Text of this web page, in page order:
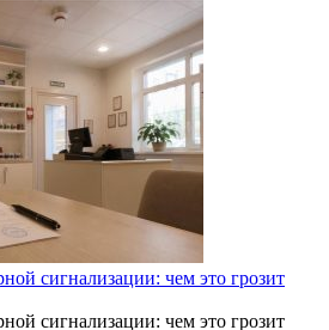
сигнализации: чем это грозит
сигнализации: чем это грозит